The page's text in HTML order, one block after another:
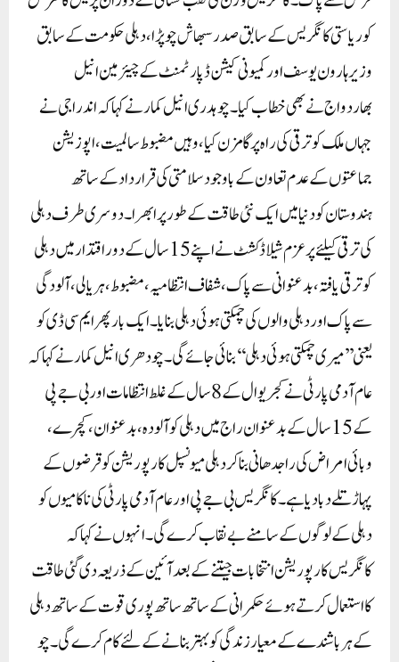
کو ریاستی کانگریس کے سابق صدر سبھاش چوپڑا، دہلی حکومت کے سابق
وزیر ہارون یوسف اور کمیونی کیشن ڈپارٹمنٹ کے چیئرمین انیل
بھاردواج نے بھی خطاب کیا۔چو ہدری انیل کمار نے کہا کہ اندرا جی نے
جہاں ملک کو ترقی کی راہ پر گامزن کیا، وہیں مضبوط سالمیت، اپوزیشن
جماعتوں کے عدم تعاون کے باوجود سلامتی کی قرارداد کے ساتھ
ہندوستان کو دنیا میں ایک نئی طاقت کے طور پر ابھرا۔ دوسری طرف دہلی
کی ترقی کیلئے پرعزم شیلا ڈکشٹ نے اپنے 15 سال کے دور اقتدار میں دہلی
کو ترقی یافتہ، بدعنوانی سے پاک، شفاف انتظامیہ، مضبوط، ہریالی، آلودگی
سے پاک اور دہلی والوں کی چمکتی ہوئی دہلی بنایا۔ایک بار پھر ایم سی ڈی کو
یعنی ’’میری چمکتی ہوئی دہلی‘‘ بنائی جائے گی۔ چودھری انیل کمار نے کہا کہ
عام آدمی پارٹی نے کجریوال کے 8 سال کے غلط انتظامات اور بی جے پی
کے 15 سال کے بدعنوان راج میں دہلی کو آلودہ، بدعنوان، کچرے،
وبائی امراض کی راجدھانی بنا کر دہلی میونسپل کارپوریشن کو قرضوں کے
پہاڑ تلے دبا دیا ہے۔ کانگریس بی جے پی اور عام آدمی پارٹی کی ناکامیوں کو
دہلی کے لوگوں کے سامنے بے نقاب کرے گی۔ انہوں نے کہا کہ
کانگریس کارپوریشن انتخابات جیتنے کے بعد آئین کے ذریعہ دی گئی طاقت
کا استعمال کرتے ہوئے حکمرانی کے ساتھ ساتھ پوری قوت کےساتھ دہلی
کے ہر باشندے کے معیار زندگی کو بہتر بنانے کے لئے کام کرے گی۔چو